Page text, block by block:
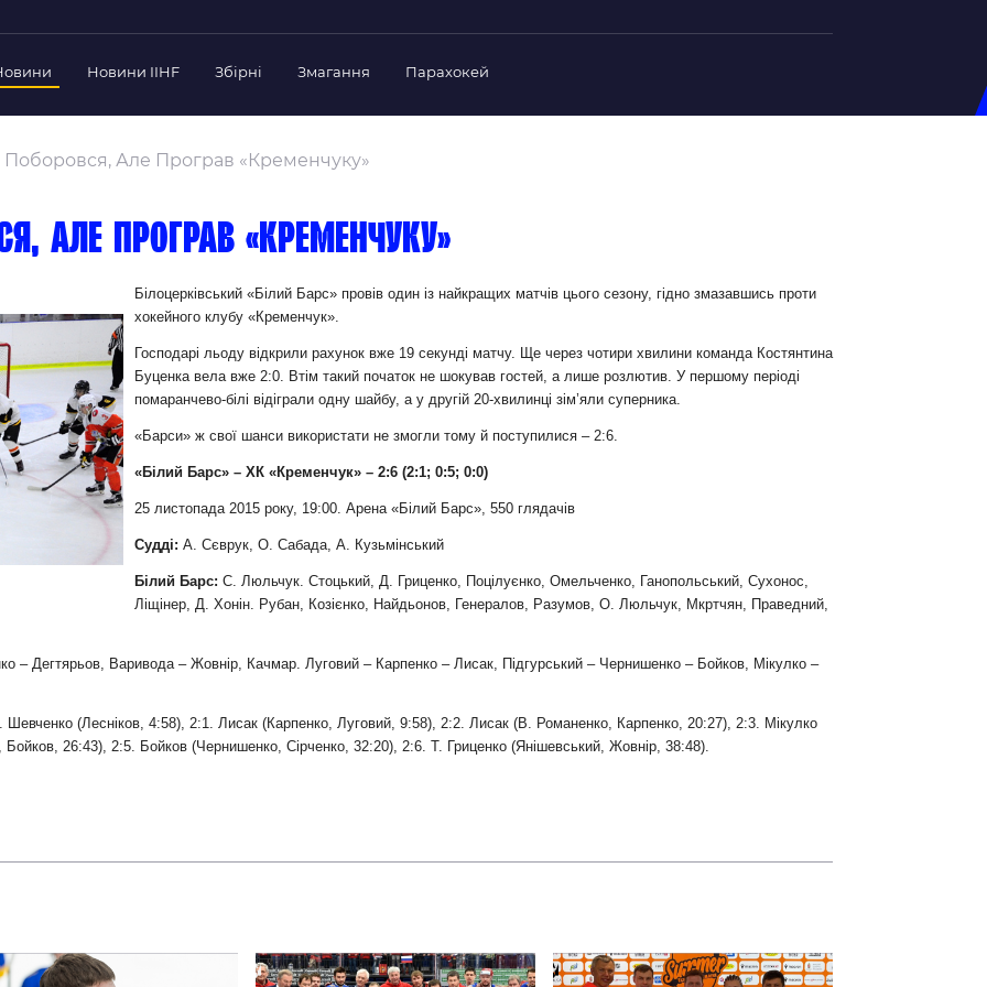
Федерації
документи
Федерації
Новини IIHF Збірні
Склад Збірної
Календар Матчів
Україна U-18
Склад Збірної
Тренерський Штаб
Календар Матчів
Україна (ж)
Тренерський Штаб
Календар Матчів
Змагання Парахокей
Поборовся, Але Програв «Кременчуку»
але програв «Кременчуку»
Білоцерківський «Білий Барс» провів один із найкращих матчів цього сезону, гідно змазавшись проти
хокейного клубу «Кременчук».
Господарі льоду відкрили рахунок вже 19 секунді матчу. Ще через чотири хвилини команда Костянтина
Буценка вела вже 2:0. Втім такий початок не шокував гостей, а лише розлютив. У першому періоді
помаранчево-білі відіграли одну шайбу, а у другій 20-хвилинці зім’яли суперника.
«Барси» ж свої шанси використати не змогли тому й поступилися – 2:6.
«Білий Барс» – ХК «Кременчук» – 2:6 (2:1; 0:5; 0:0)
25 листопада 2015 року, 19:00. Арена «Білий Барс», 550 глядачів
Судді: А. Сєврук, О. Сабада, А. Кузьмінський
Білий Барс: С. Люльчук. Стоцький, Д. Гриценко, Поцілуєнко, Омельченко, Ганопольський, Сухонос,
Ліщінер, Д. Хонін. Рубан, Козієнко, Найдьонов, Генералов, Разумов, О. Люльчук, Мкртчян, Праведний,
– Дегтярьов, Варивода – Жовнір, Качмар. Луговий – Карпенко – Лисак, Підгурський – Чернишенко – Бойков, Мікулко –
(Лесніков, 4:58), 2:1. Лисак (Карпенко, Луговий, 9:58), 2:2. Лисак (В. Романенко, Карпенко, 20:27), 2:3. Мікулко
26:43), 2:5. Бойков (Чернишенко, Сірченко, 32:20), 2:6. Т. Гриценко (Янішевський, Жовнір, 38:48).